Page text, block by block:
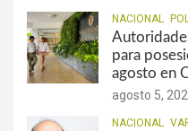
NACIONAL
para
agosto en
agosto 5,
NACIONAL